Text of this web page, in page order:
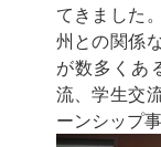
てきました
州との関係
が数多くあ
流、学生交
ーンシップ